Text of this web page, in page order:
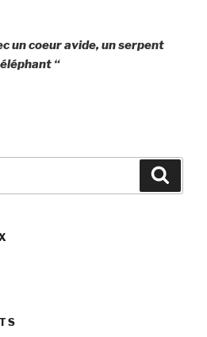
un coeur avide, un serpent
“